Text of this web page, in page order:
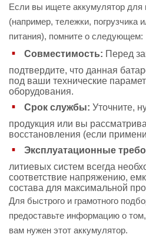
Если вы ищете аккумулятор для
(например, тележки, погрузчика
питания), помните о следующем:
Совместимость: Перед
подтвердите, что данная
под ваши технические
оборудования.
Срок службы: Уточните,
продукция или вы
восстановления (если
Эксплуатационные
литиевых систем всегда
соответствие напряжению,
состава для максимальной
Для быстрого и грамотного
предоставьте информацию о
вам нужен этот аккумулятор.